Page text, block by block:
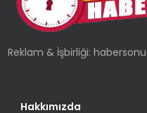
Reklam & İşbirliği:
Hakkımızda